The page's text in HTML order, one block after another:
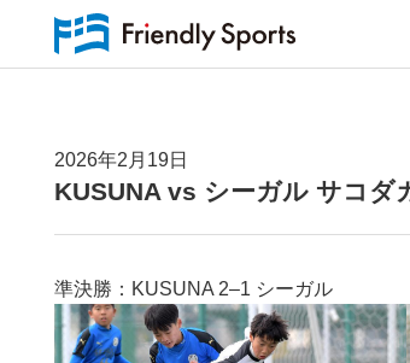
2026年2月19日
KUSUNA vs シーガル サコダ
準決勝：KUSUNA 2–1 シーガル